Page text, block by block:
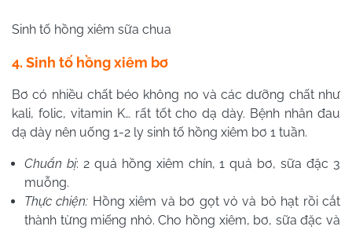
Sinh tố hồng xiêm sữa chua
4. Sinh tố hồng xiêm bơ
Bơ có nhiều chất béo không no và các dưỡng chất như
kali, folic, vitamin K… rất tốt cho dạ dày. Bệnh nhân đau
dạ dày nên uống 1-2 ly sinh tố hồng xiêm bơ 1 tuần.
Chuẩn bị: 2 quả hồng xiêm chín, 1 quả bơ, sữa đặc 3
muỗng.
Thực chiện: Hồng xiêm và bơ gọt vỏ và bỏ hạt rồi cắt
thành từng miếng nhỏ. Cho hồng xiêm, bơ, sữa đặc và